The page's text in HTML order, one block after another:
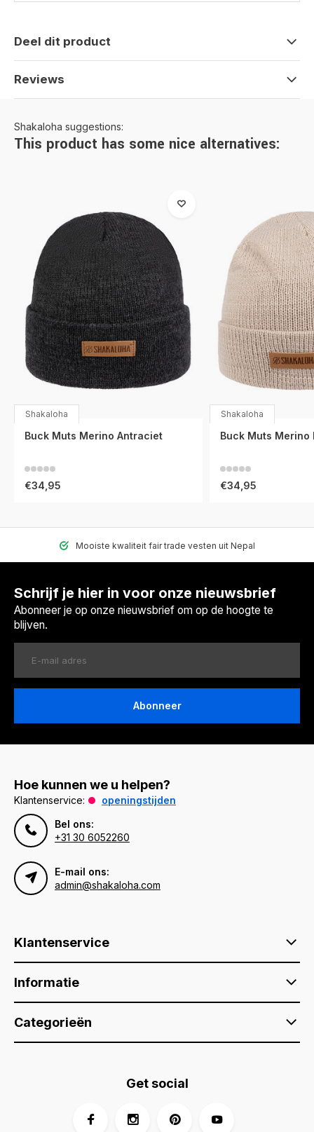
Deel dit product
Reviews
Shakaloha suggestions:
This product has some nice alternatives:
Shakaloha
Buck Muts Merino Antraciet
€34,95
Shakaloha
Buck Muts Merino
€34,95
Mooiste kwaliteit fair trade vesten uit Nepal
Schrijf je hier in voor onze nieuwsbrief
Abonneer je op onze nieuwsbrief om op de hoogte te
blijven.
Abonneer
Hoe kunnen we u helpen?
Klantenservice:
openingstijden
Bel ons:
+31 30 6052260
E-mail ons:
admin@shakaloha.com
Klantenservice
Informatie
Categorieën
Get social